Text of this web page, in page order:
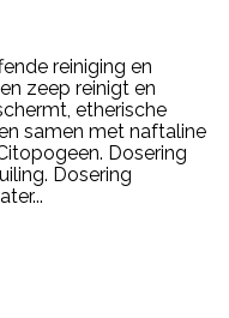
reiniging en
zeep reinigt en
etherische
samen met naftaline
Dosering
Dosering